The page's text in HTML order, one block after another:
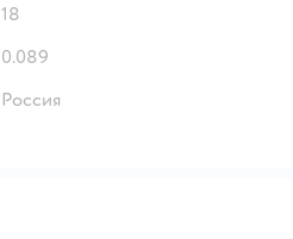
18
0.089
Россия